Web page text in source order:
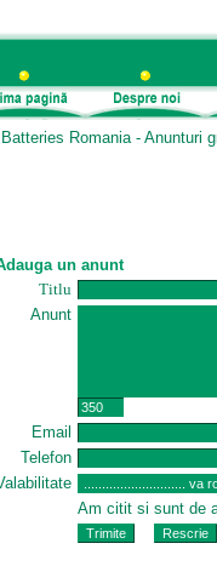
Batteries Romania - Anunturi
un anunt
Titlu
Anunt
Email
Telefon
Am citit si sunt de